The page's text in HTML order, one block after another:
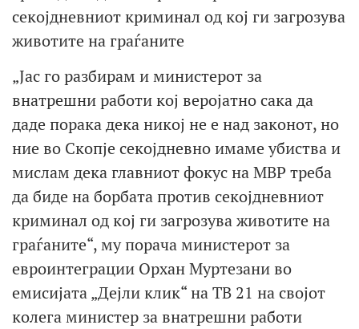
секојдневниот криминал од кој ги загрозува
животите на граѓаните
„Јас го разбирам и министерот за
внатрешни работи кој веројатно сака да
даде порака дека никој не е над законот, но
ние во Скопје секојдневно имаме убиства и
мислам дека главниот фокус на МВР треба
да биде на борбата против секојдневниот
криминал од кој ги загрозува животите на
граѓаните“, му порача министерот за
евроинтеграции Орхан Муртезани во
емисијата „Дејли клик“ на ТВ 21 на својот
колега министер за внатрешни работи